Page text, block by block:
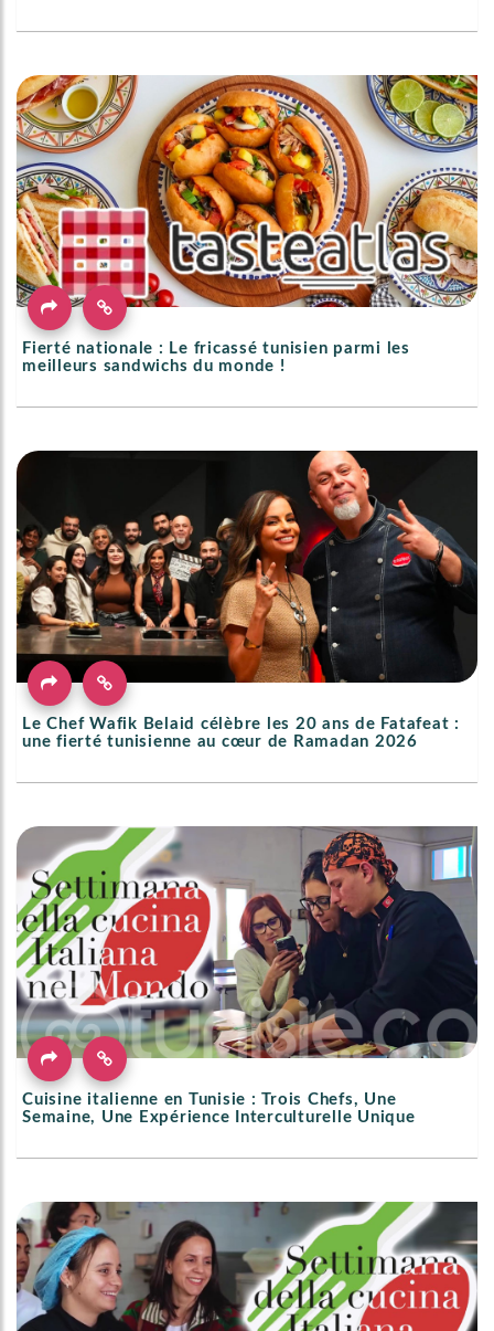
Fierté nationale : Le fricassé tunisien parmi les
meilleurs sandwichs du monde !
Le Chef Wafik Belaid célèbre les 20 ans de Fatafeat :
une fierté tunisienne au cœur de Ramadan 2026
Cuisine italienne en Tunisie : Trois Chefs, Une
Semaine, Une Expérience Interculturelle Unique